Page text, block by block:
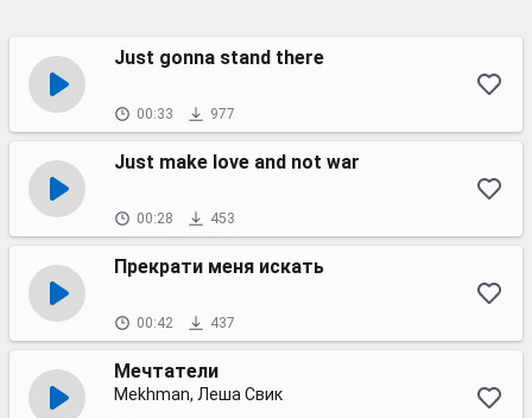
Just gonna stand there
00:33 977
Just make love and not war
00:28 453
Прекрати меня искать
00:42 437
Мечтатели
Mekhman, Леша Свик